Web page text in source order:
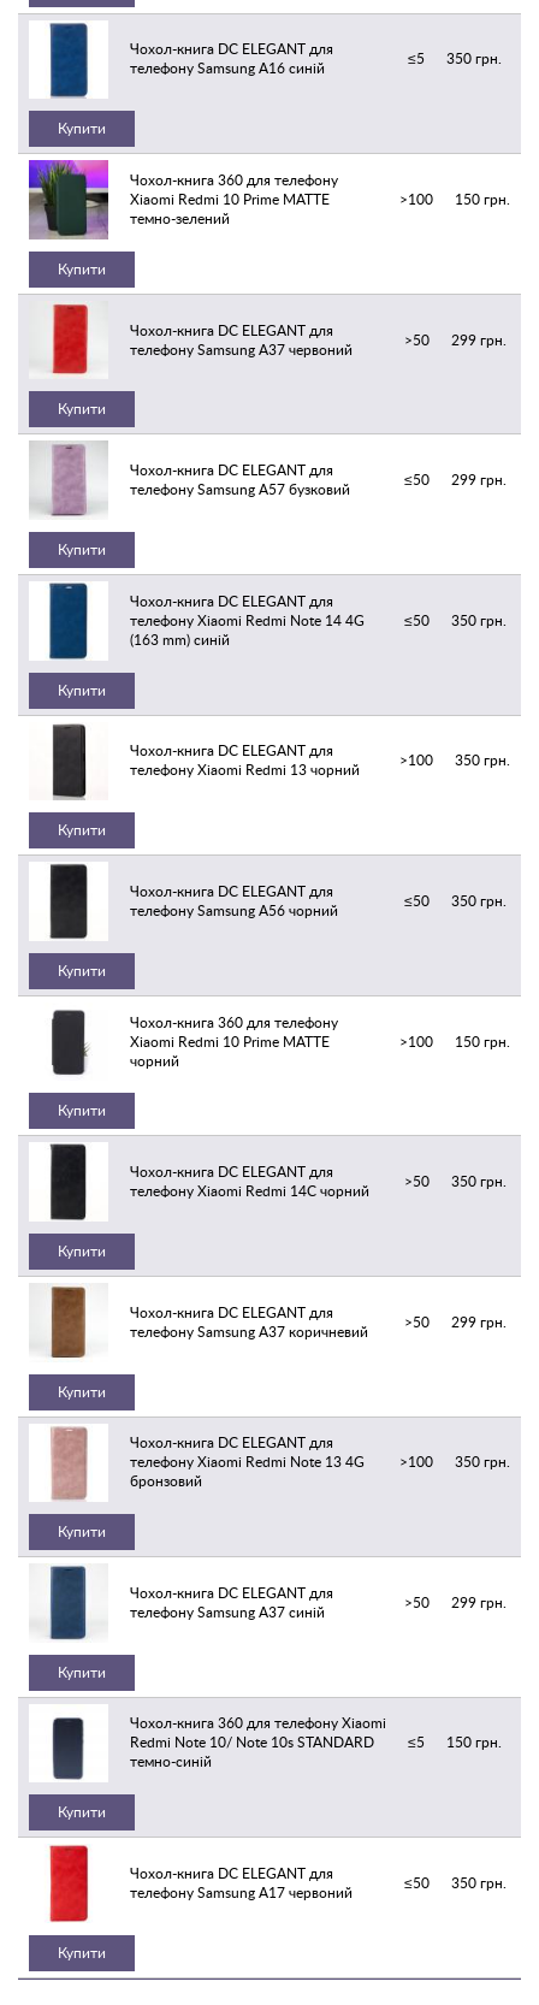
Чохол-книга DC ELEGANT для
телефону Samsung A16 синій
350 грн.
≤5
Купити
Чохол-книга 360 для телефону
Xiaomi Redmi 10 Prime MATTE
темно-зелений
150 грн.
>100
Купити
Чохол-книга DC ELEGANT для
телефону Samsung A37 червоний
299 грн.
>50
Купити
Чохол-книга DC ELEGANT для
телефону Samsung A57 бузковий
299 грн.
≤50
Купити
Чохол-книга DC ELEGANT для
телефону Xiaomi Redmi Note 14 4G
(163 mm) синій
350 грн.
≤50
Купити
Чохол-книга DC ELEGANT для
телефону Xiaomi Redmi 13 чорний
350 грн.
>100
Купити
Чохол-книга DC ELEGANT для
телефону Samsung A56 чорний
350 грн.
≤50
Купити
Чохол-книга 360 для телефону
Xiaomi Redmi 10 Prime MATTE
чорний
150 грн.
>100
Купити
Чохол-книга DC ELEGANT для
телефону Xiaomi Redmi 14C чорний
350 грн.
>50
Купити
Чохол-книга DC ELEGANT для
телефону Samsung A37 коричневий
299 грн.
>50
Купити
Чохол-книга DC ELEGANT для
телефону Xiaomi Redmi Note 13 4G
бронзовий
350 грн.
>100
Купити
Чохол-книга DC ELEGANT для
телефону Samsung A37 синій
299 грн.
>50
Купити
Чохол-книга 360 для телефону Xiaomi
Redmi Note 10/ Note 10s STANDARD
темно-синій
150 грн.
≤5
Купити
Чохол-книга DC ELEGANT для
телефону Samsung A17 червоний
350 грн.
≤50
Купити